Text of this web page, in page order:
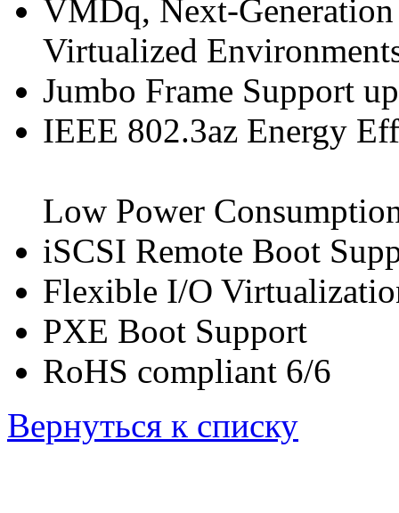
VMDq, Next-
Virtualized
Jumbo Frame Support
IEEE 802.3az Energy
Low Power
iSCSI Remote Boot
Flexible I/O
PXE Boot Support
RoHS compliant 6/6
Вернуться к списку